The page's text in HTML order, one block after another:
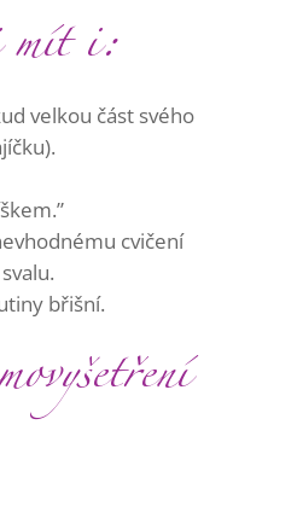
i:
velkou část svého
cvičení
břišní.